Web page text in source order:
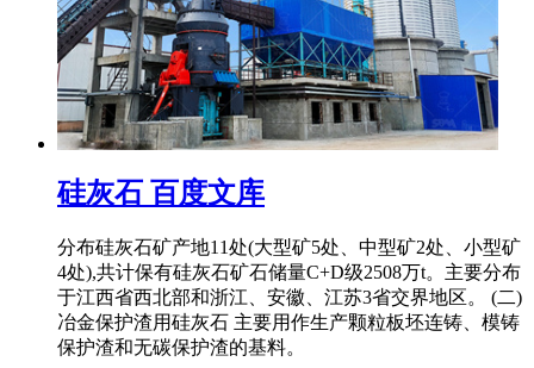
硅灰石 百度文库
分布硅灰石矿产地11处(大型矿5处、中型矿2处、小型矿
4处),共计保有硅灰石矿石储量C+D级2508万t。主要分布
于江西省西北部和浙江、安徽、江苏3省交界地区。 (二)
冶金保护渣用硅灰石 主要用作生产颗粒板坯连铸、模铸
保护渣和无碳保护渣的基料。